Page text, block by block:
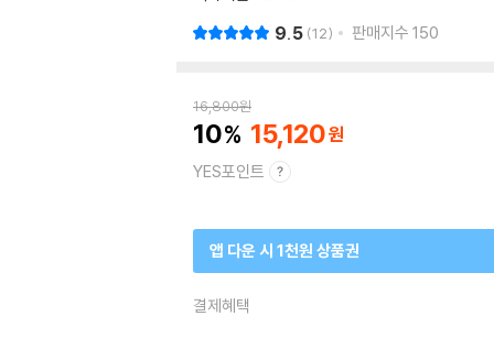
9.5 12 판매지수 150
16,800원
10 15,120
YES포인트
앱 다운 시 1천원 상품권
결제혜택